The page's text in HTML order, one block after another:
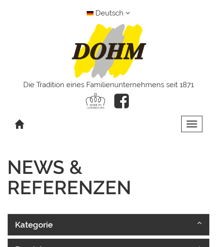
Deutsch
Die Tradition eines Familienunternehmens seit 1871
Toggle
NEWS &
REFERENZEN
Kategorie